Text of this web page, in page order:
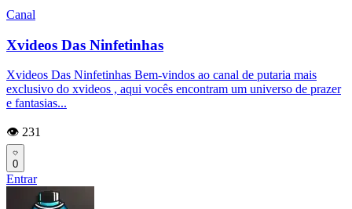
Canal
Xvideos Das Ninfetinhas
Xvideos Das Ninfetinhas Bem-vindos ao canal de putaria mais
exclusivo do xvideos , aqui vocês encontram um universo de prazer
e fantasias...
👁️ 231
0
Entrar